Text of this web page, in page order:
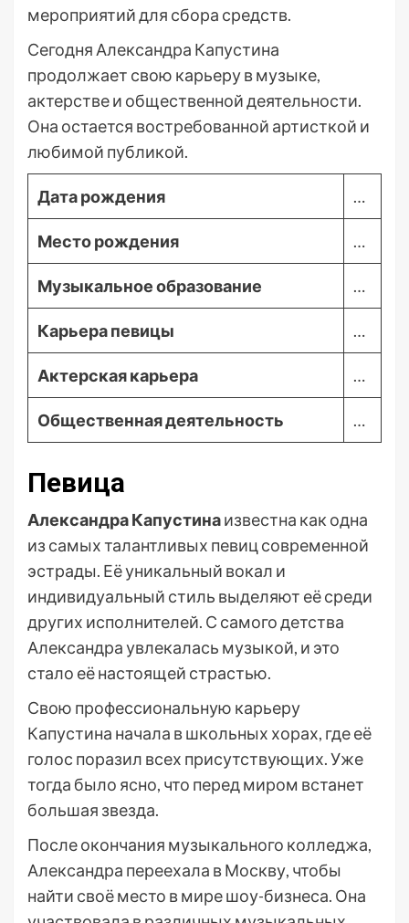
мероприятий для сбора средств.
Сегодня Александра Капустина
продолжает свою карьеру в музыке,
актерстве и общественной деятельности.
Она остается востребованной артисткой и
любимой публикой.
Дата рождения …
Место рождения …
Музыкальное образование …
Карьера певицы …
Актерская карьера …
Общественная деятельность …
Певица
Александра Капустинаизвестна как одна
из самых талантливых певиц современной
эстрады. Её уникальный вокал и
индивидуальный стиль выделяют её среди
других исполнителей. С самого детства
Александра увлекалась музыкой, и это
стало её настоящей страстью.
Свою профессиональную карьеру
Капустина начала в школьных хорах, где её
голос поразил всех присутствующих. Уже
тогда было ясно, что перед миром встанет
большая звезда.
После окончания музыкального колледжа,
Александра переехала в Москву, чтобы
найти своё место в мире шоу-бизнеса. Она